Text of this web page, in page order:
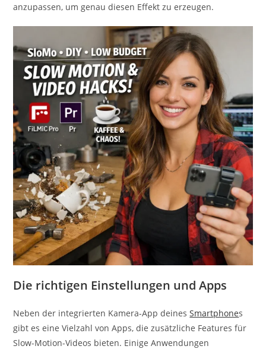
anzupassen, um genau diesen Effekt zu erzeugen.
Die richtigen Einstellungen und Apps
Neben der integrierten Kamera-App deinesSmartphones
gibt es eine Vielzahl von Apps, die zusätzliche Features für
Slow-Motion-Videos bieten. Einige Anwendungen